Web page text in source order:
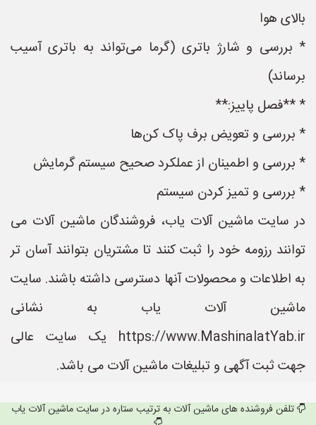
بالای هوا
* بررسی و شارژ باتری (گرما می‌تواند به باتری آسیب
برساند)
* **فصل پاییز:**
* بررسی و تعویض برف پاک کن‌ها
* بررسی و اطمینان از عملکرد صحیح سیستم گرمایش
* بررسی و تمیز کردن سیستم
در سایت ماشین آلات یاب، فروشندگان ماشین آلات می
توانند رزومه خود را ثبت کنند تا مشتریان بتوانند آسان تر
به اطلاعات و محصولات آنها دسترسی داشته باشند. سایت
ماشین آلات یاب به نشانی
https://www.MashinalatYab.ir یک سایت عالی
جهت ثبت آگهی و تبلیغات ماشین آلات می باشد.
تلفن فروشنده های ماشین آلات به ترتیب ستاره در سایت ماشین آلات یاب